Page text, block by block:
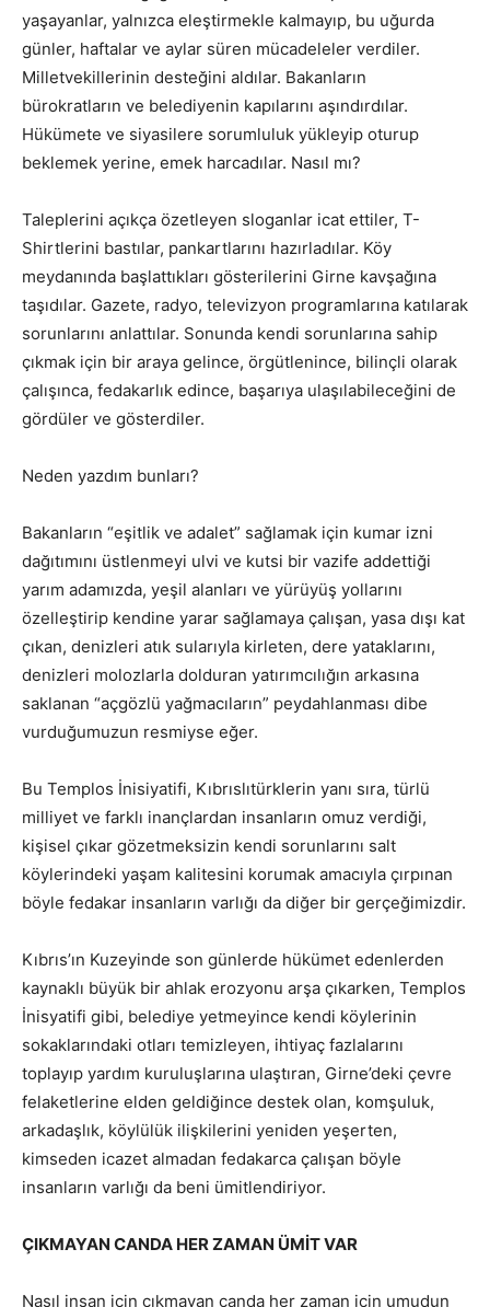
yaşayanlar, yalnızca eleştirmekle kalmayıp, bu uğurda
günler, haftalar ve aylar süren mücadeleler verdiler.
Milletvekillerinin desteğini aldılar. Bakanların
bürokratların ve belediyenin kapılarını aşındırdılar.
Hükümete ve siyasilere sorumluluk yükleyip oturup
beklemek yerine, emek harcadılar. Nasıl mı?
Taleplerini açıkça özetleyen sloganlar icat ettiler, T-
Shirtlerini bastılar, pankartlarını hazırladılar. Köy
meydanında başlattıkları gösterilerini Girne kavşağına
taşıdılar. Gazete, radyo, televizyon programlarına katılarak
sorunlarını anlattılar. Sonunda kendi sorunlarına sahip
çıkmak için bir araya gelince, örgütlenince, bilinçli olarak
çalışınca, fedakarlık edince, başarıya ulaşılabileceğini de
gördüler ve gösterdiler.
Neden yazdım bunları?
Bakanların “eşitlik ve adalet” sağlamak için kumar izni
dağıtımını üstlenmeyi ulvi ve kutsi bir vazife addettiği
yarım adamızda, yeşil alanları ve yürüyüş yollarını
özelleştirip kendine yarar sağlamaya çalışan, yasa dışı kat
çıkan, denizleri atık sularıyla kirleten, dere yataklarını,
denizleri molozlarla dolduran yatırımcılığın arkasına
saklanan “açgözlü yağmacıların” peydahlanması dibe
vurduğumuzun resmiyse eğer.
Bu Templos İnisiyatifi, Kıbrıslıtürklerin yanı sıra, türlü
milliyet ve farklı inançlardan insanların omuz verdiği,
kişisel çıkar gözetmeksizin kendi sorunlarını salt
köylerindeki yaşam kalitesini korumak amacıyla çırpınan
böyle fedakar insanların varlığı da diğer bir gerçeğimizdir.
Kıbrıs’ın Kuzeyinde son günlerde hükümet edenlerden
kaynaklı büyük bir ahlak erozyonu arşa çıkarken, Templos
İnisyatifi gibi, belediye yetmeyince kendi köylerinin
sokaklarındaki otları temizleyen, ihtiyaç fazlalarını
toplayıp yardım kuruluşlarına ulaştıran, Girne’deki çevre
felaketlerine elden geldiğince destek olan, komşuluk,
arkadaşlık, köylülük ilişkilerini yeniden yeşerten,
kimseden icazet almadan fedakarca çalışan böyle
insanların varlığı da beni ümitlendiriyor.
ÇIKMAYAN CANDA HER ZAMAN ÜMİT VAR
Nasıl insan için çıkmayan canda her zaman için umudun